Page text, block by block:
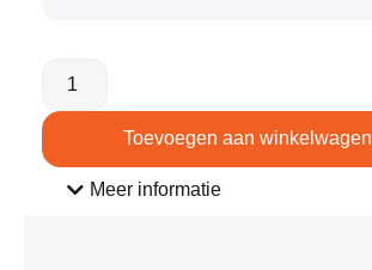
Toevoegen aan winkelwagen
Meer informatie